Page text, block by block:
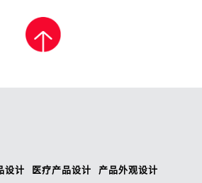
设计 医疗产品设计 产品外观设计